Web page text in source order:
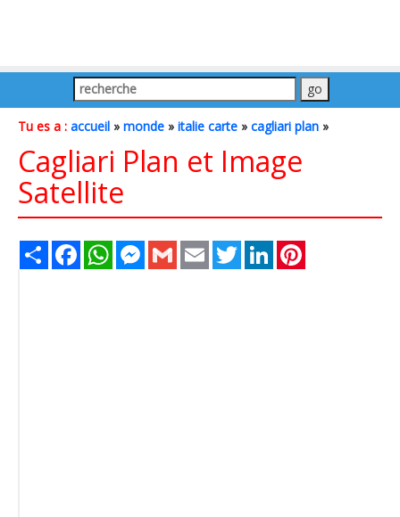
Tu es a : accueil » monde » italie carte » cagliari plan »
Cagliari Plan et Image
Satellite
Share FacebookWhatsAppMessenger
Gmail Email TwitterLinkedIn